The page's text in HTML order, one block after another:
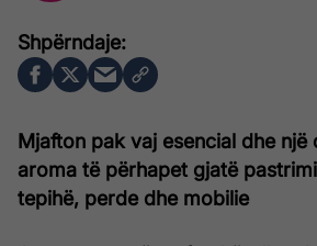
Mjafton pak vaj esencial dhe
aroma të përhapet gjatë
tepihë, perde dhe mobilie